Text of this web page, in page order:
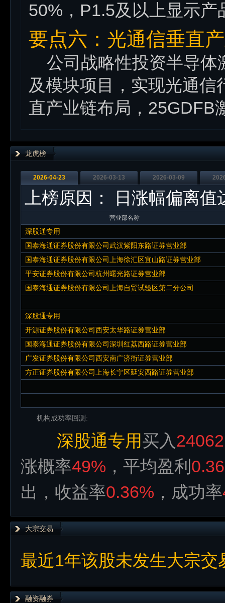
50%，P1.5及以上显示产
要点六：光通信垂直
公司战略性投资半导体
及模块项目，实现光通信
直产业链布局，25GDFB
龙虎榜
2026-04-23 2026-03-13 2026-03-09
上榜原因： 日涨幅偏离值
营业部名称
深股通专用
国泰海通证券股份有限公司武汉紫阳东路证券营业部
国泰海通证券股份有限公司上海徐汇区宜山路证券营业部
平安证券股份有限公司杭州曙光路证券营业部
国泰海通证券股份有限公司上海自贸试验区第二分公司
深股通专用
开源证券股份有限公司西安太华路证券营业部
国泰海通证券股份有限公司深圳红荔西路证券营业部
广发证券股份有限公司西安南广济街证券营业部
方正证券股份有限公司上海长宁区延安西路证券营业部
机构成功率回测:
深股通专用买入
涨概率49% ，平均盈利
出，收益率0.36% ，成功率
大宗交易
最近1年该股未发生大宗交
融资融券